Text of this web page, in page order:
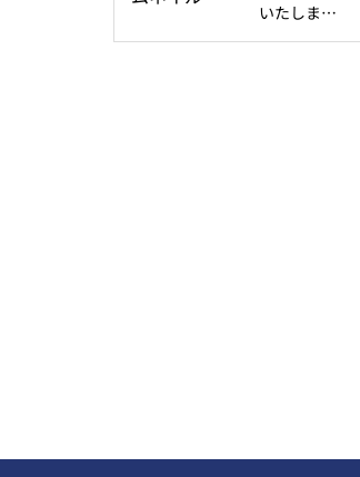
いたしま…